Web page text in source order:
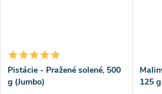
Pistácie - Pražené solené, 500
g (Jumbo)
125 g